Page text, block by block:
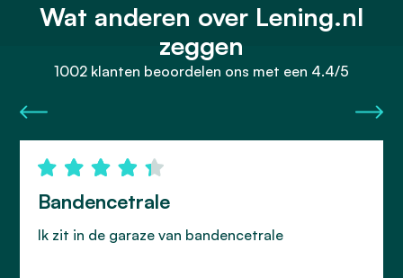
Wat anderen over Lening.nl
zeggen
1002 klanten beoordelen ons met een 4.4/5
Bandencetrale
Ik zit in de garaze van bandencetrale